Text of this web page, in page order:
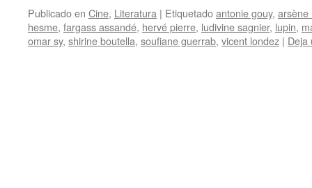
Publicado en Cine, Literatura | Etiquetadoantonie gouy, arsène
hesme, fargass assandé, hervé pierre, ludivine sagnier, lupin,
omar sy, shirine boutella, soufiane guerrab, vicent londez | Deja